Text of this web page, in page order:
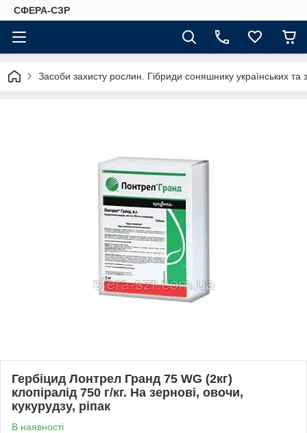
СФЕРА-СЗР
Засоби захисту рослин. Гібриди соняшнику українських та
Гербіцид Лонтрел Гранд 75 WG (2кг)
клопіралід 750 г/кг. На зернові, овочи,
кукурудзу, ріпак
В наявності